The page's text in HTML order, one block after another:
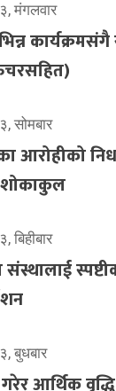
मंगलवार
सोमबार
आरोहीको
शोकाकुल
संस्थालाई
बुधबार
गरेर आर्थिक